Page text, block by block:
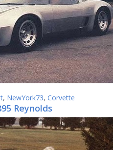
, NewYork73, Corvette
Reynolds